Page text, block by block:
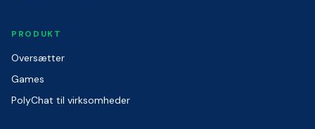
PRODUKT
Oversætter
Games
PolyChat til virksomheder